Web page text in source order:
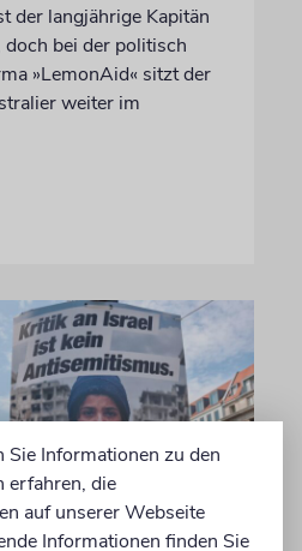
der langjährige Kapitän
doch bei der politisch
»LemonAid« sitzt der
weiter im
Sie Informationen zu den
erfahren, die
auf unserer Webseite
Informationen finden Sie